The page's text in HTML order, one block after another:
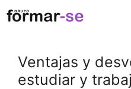
Saltar
al
Ventajas y
estudiar y